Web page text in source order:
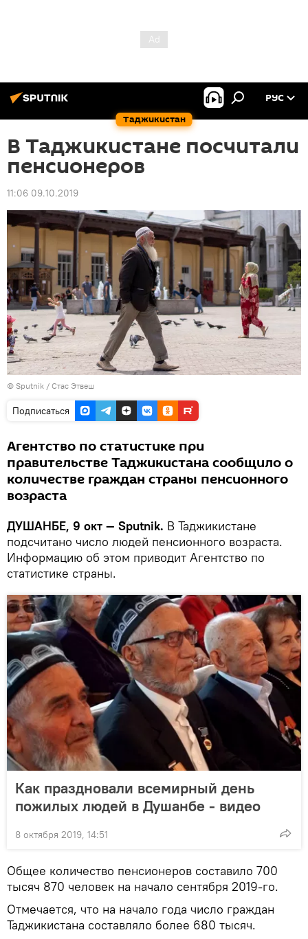
Таджикистан
РУС
В Таджикистане посчитали
пенсионеров
11:06 09.10.2019
© Sputnik / Стас Этвеш
Подписаться
Агентство по статистике при
правительстве Таджикистана сообщило о
количестве граждан страны пенсионного
возраста
ДУШАНБЕ, 9 окт — Sputnik. В Таджикистане
подсчитано число людей пенсионного возраста.
Информацию об этом приводит Агентство по
статистике страны.
Как праздновали всемирный день
пожилых людей в Душанбе - видео
8 октября 2019, 14:51
Общее количество пенсионеров составило 700
тысяч 870 человек на начало сентября 2019-го.
Отмечается, что на начало года число граждан
Таджикистана составляло более 680 тысяч.